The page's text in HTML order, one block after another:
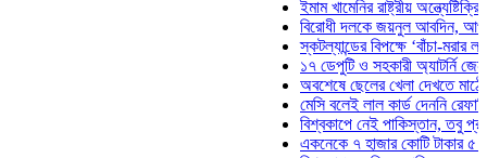
ইমাম খামেনির রাষ্ট্রীয় অন্ত্যেষ্টিক্রিয়ায়
বিরোধী দলকে জয়নুল আবদিন, আপনারা
স্কটল্যান্ডের বিপক্ষে ‘বাঁচা-মরার
১৭ ডেপুটি ও সহকারী অ্যাটর্নি
অবশেষে ছেলের খেলা দেখতে মাঠে
মেসি বলেই লাল কার্ড দেননি রেফারি!
বিশ্বকাপে নেই পাকিস্তান, তবু প্রতিটি
একনেকে ৭ হাজার কোটি টাকার ৫